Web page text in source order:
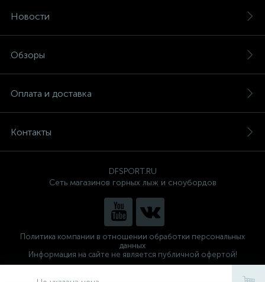
Новости
Обзоры
Оплата и доставка
Контакты
DFSPORT.RU
Сеть магазинов горных лыж и сноубордов
Политика компании в отношении обработки персональных
данных
Информация на сайте не является публичной офертой!